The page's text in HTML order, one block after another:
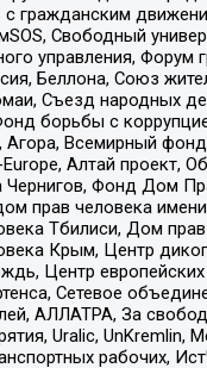
с гражданским
Свободный
управления, Форум
Беллона, Союз
Съезд народных
борьбы с
Агора, Всемирный
Алтай проект,
Чернигов, Фонд Дом
прав человека
Тбилиси, Дом прав
Крым, Центр
Центр
Сетевое
АЛЛАТРА, За
Uralic, UnKremlin,
рабочих,